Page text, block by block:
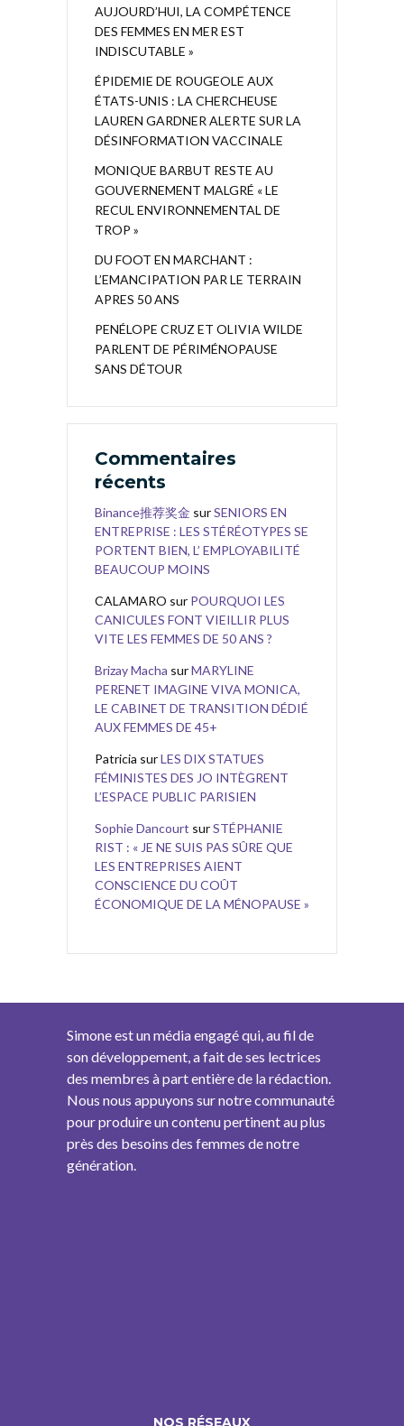
AUJOURD’HUI, LA COMPÉTENCE
DES FEMMES EN MER EST
INDISCUTABLE »
ÉPIDEMIE DE ROUGEOLE AUX
ÉTATS-UNIS : LA CHERCHEUSE
LAUREN GARDNER ALERTE SUR LA
DÉSINFORMATION VACCINALE
MONIQUE BARBUT RESTE AU
GOUVERNEMENT MALGRÉ « LE
RECUL ENVIRONNEMENTAL DE
TROP »
DU FOOT EN MARCHANT :
L’EMANCIPATION PAR LE TERRAIN
APRES 50 ANS
PENÉLOPE CRUZ ET OLIVIA WILDE
PARLENT DE PÉRIMÉNOPAUSE
SANS DÉTOUR
Commentaires
récents
Binance推荐奖金 surSENIORS EN
ENTREPRISE : LES STÉRÉOTYPES SE
PORTENT BIEN, L’ EMPLOYABILITÉ
BEAUCOUP MOINS
CALAMARO sur POURQUOI LES
CANICULES FONT VIEILLIR PLUS
VITE LES FEMMES DE 50 ANS ?
Brizay Macha surMARYLINE
PERENET IMAGINE VIVA MONICA,
LE CABINET DE TRANSITION DÉDIÉ
AUX FEMMES DE 45+
Patricia surLES DIX STATUES
FÉMINISTES DES JO INTÈGRENT
L’ESPACE PUBLIC PARISIEN
Sophie Dancourt surSTÉPHANIE
RIST : « JE NE SUIS PAS SÛRE QUE
LES ENTREPRISES AIENT
CONSCIENCE DU COÛT
ÉCONOMIQUE DE LA MÉNOPAUSE »
Simone est un média engagé qui, au fil de
son développement, a fait de ses lectrices
des membres à part entière de la rédaction.
Nous nous appuyons sur notre communauté
pour produire un contenu pertinent au plus
près des besoins des femmes de notre
génération.
NOS RÉSEAUX